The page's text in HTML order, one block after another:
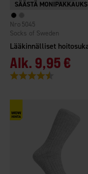
Socks of Sweden
5045
Alk. 9,95 €
Arvio: